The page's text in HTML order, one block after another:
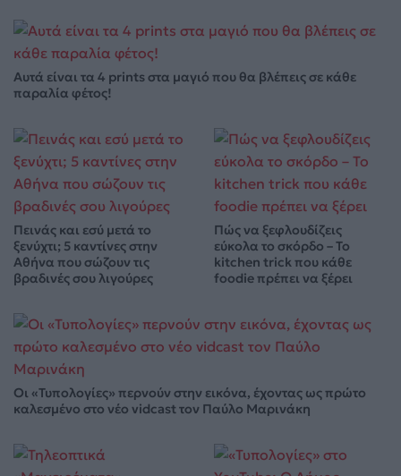
Αυτά είναι τα 4 prints στα μαγιό που θα βλέπεις σε κάθε
παραλία φέτος!
Πεινάς και εσύ μετά το
ξενύχτι; 5 καντίνες στην
Αθήνα που σώζουν τις
βραδινές σου λιγούρες
Πώς να ξεφλουδίζεις
εύκολα το σκόρδο – Το
kitchen trick που κάθε
foodie πρέπει να ξέρει
Οι «Τυπολογίες» περνούν στην εικόνα, έχοντας ως πρώτο
καλεσμένο στο νέο vidcast τον Παύλο Μαρινάκη